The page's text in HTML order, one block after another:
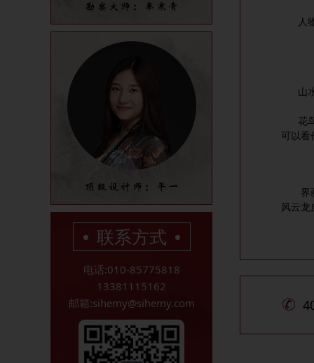
联系方式
电话:010-85775818
13381115162
邮箱:sihemy@sihemy.com
人物
山水
花鸟
可以看
界画
风云